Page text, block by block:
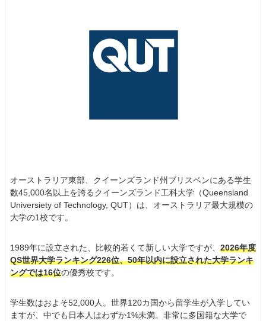
オーストラリア東部、クイーンズランド州ブリスベンにある学生
数45,000名以上を誇るクイーンズランド工科大学（Queensland
Universiety of Technology, QUT）は、オーストラリア最大規模の
大学の1校です。
1989年に設立された、比較的若くて新しい大学ですが、 2026年度
QS世界大学ランキング226位、50年以内に設立された大学ランキ
ングでは16位の優秀校です。
学生数はおよそ52,000人。世界120カ国から留学生が入学してい
ますが、中でも日本人はわずか1%未満。非常に多国籍な大学で